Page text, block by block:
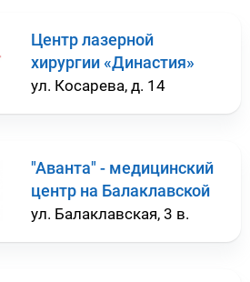
Центр лазерной
хирургии «Династия»
ул. Косарева, д. 14
"Аванта" - медицинский
центр на Балаклавской
ул. Балаклавская, 3 в.